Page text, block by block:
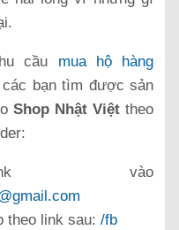
cầu mua hộ hàng
bạn tìm được sản
Shop Nhật Việt theo
vào
theo link sau: /fb